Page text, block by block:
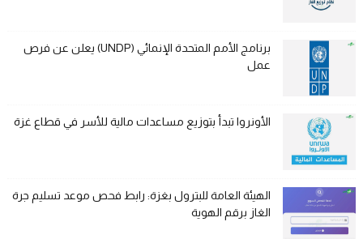
برنامج الأمم المتحدة الإنمائي (UNDP) يعلن عن فرص
عمل
الأونروا تبدأ بتوزيع مساعدات مالية للأسر في قطاع غزة
الهيئة العامة للبترول بغزة: رابط فحص موعد تسليم جرة
الغاز برقم الهوية